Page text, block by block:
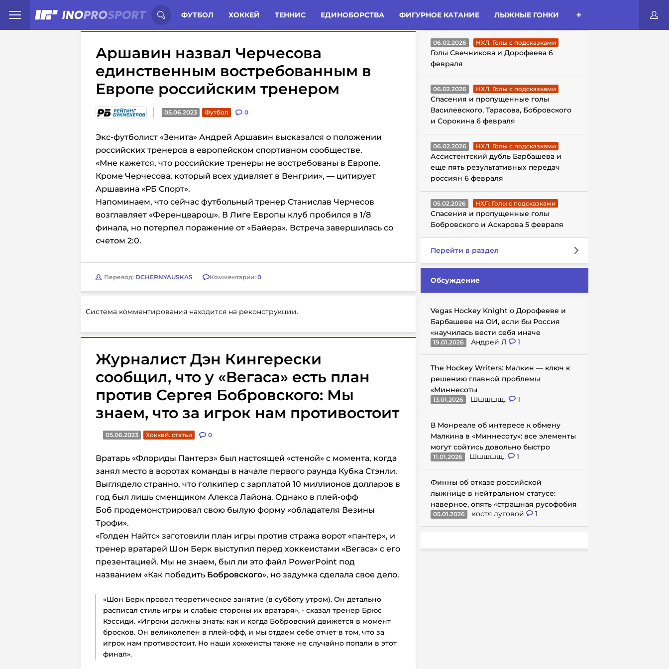
ФУТБОЛ ХОККЕЙ ТЕННИС ЕДИНОБОРСТВА ФИГУРНОЕ КАТАНИЕ ЛЫЖНЫЕ ГОНКИ
Иностранцы о спорте России: Статьи Комменты Новости
Аршавин назвал Черчесова
единственным востребованным в
Европе российским тренером
05.06.2023 Футбол 0
Экс-футболист «Зенита» Андрей Аршавин высказался о положении
российских тренеров в европейском спортивном сообществе.
«Мне кажется, что российские тренеры не востребованы в Европе.
Кроме Черчесова, который всех удивляет в Венгрии», — цитирует
Аршавина «РБ Спорт».
Напоминаем, что сейчас футбольный тренер Станислав Черчесов
возглавляет «Ференцварош». В Лиге Европы клуб пробился в 1/8
финала, но потерпел поражение от «Байера». Встреча завершилась со
счетом 2:0.
Перевод: DCHERNYAUSKAS Комментарии: 0
Система комментирования находится на реконструкции.
Журналист Дэн Кингерески
сообщил, что у «Вегаса» есть план
против Сергея Бобровского: Мы
знаем, что за игрок нам противостоит
05.06.2023 Хоккей. статьи 0
Вратарь «Флориды Пантерз» был настоящей «стеной» с момента, когда
занял место в воротах команды в начале первого раунда Кубка Стэнли.
Выглядело странно, что голкипер с зарплатой 10 миллионов долларов в
год был лишь сменщиком Алекса Лайона. Однако в плей-офф
Боб продемонстрировал свою былую форму «обладателя Везины
Трофи».
«Голден Найтс» заготовили план игры против стража ворот «пантер», и
тренер вратарей Шон Берк выступил перед хоккеистами «Вегаса» с его
презентацией. Мы не знаем, был ли это файл PowerPoint под
названием «Как победить Бобровского», но задумка сделала свое дело.
«Шон Берк провел теоретическое занятие (в субботу утром). Он детально
расписал стиль игры и слабые стороны их вратаря», - сказал тренер Брюс
Кэссиди. «Игроки должны знать: как и когда Бобровский движется в момент
бросков. Он великолепен в плей-офф, и мы отдаем себе отчет в том, что за
игрок нам противостоит. Но наши хоккеисты также не случайно попали в этот
финал».
ГОЛЫ С ПОДСКАЗКАМИ
06.02.2026 НХЛ. Голы с подсказками
Голы Свечникова и Дорофеева 6
февраля
06.02.2026 НХЛ. Голы с подсказками
Спасения и пропущенные голы
Василевского, Тарасова, Бобровского
и Сорокина 6 февраля
06.02.2026 НХЛ. Голы с подсказками
Ассистентский дубль Барбашева и
еще пять результативных передач
россиян 6 февраля
05.02.2026 НХЛ. Голы с подсказками
Спасения и пропущенные голы
Бобровского и Аскарова 5 февраля
Перейти в раздел
Обсуждение
Vegas Hockey Knight о Дорофееве и
Барбашеве на ОИ, если бы Россия
«научилась вести себя иначе
19.01.2026 Андрей Л 1
The Hockey Writers: Малкин — ключ к
решению главной проблемы
«Миннесоты
13.01.2026 Шшшшщ.. 1
В Монреале об интересе к обмену
Малкина в «Миннесоту»: все элементы
могут сойтись довольно быстро
11.01.2026 Шшшшщ.. 1
Финны об отказе российской
лыжнице в нейтральном статусе:
наверное, опять «страшная русофобия
05.01.2026 костя луговой 1